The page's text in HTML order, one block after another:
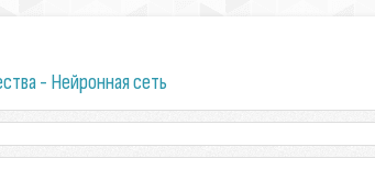
- Нейронная сеть